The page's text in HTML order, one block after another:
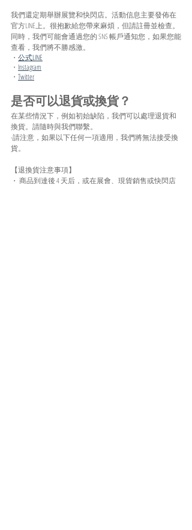
我們還定期舉辦展覽和快閃店。活動信息主要發佈在
官方LINE上。很抱歉給您帶來麻煩，但請註冊並檢查。
同時，我們可能會通過您的 SNS 帳戶通知您，如果您能
查看，我們將不勝感激。
・ 公式LINE
・ Instagram
・ Twitter
是否可以退貨或換貨？
在某些情況下，例如初始缺陷，我們可以處理退貨和
換貨。請隨時與我們聯繫。
-請注意，如果以下任何一項適用，我們將無法接受換
貨。
【退換貨注意事項】
・ 商品到達後 4 天后，或在展會、現貨銷售或快閃店